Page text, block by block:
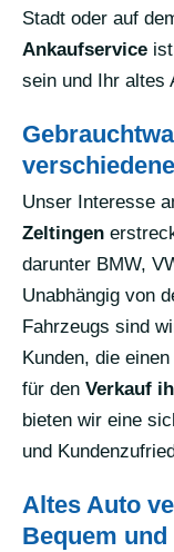
Stadt oder auf
Ankaufservice
sein und Ihr altes
Unser Interesse
Zeltingen
darunter BMW,
Unabhängig von
Fahrzeugs sind
Kunden, die
für den Verkauf
bieten wir eine
und
Altes Auto
Bequem und